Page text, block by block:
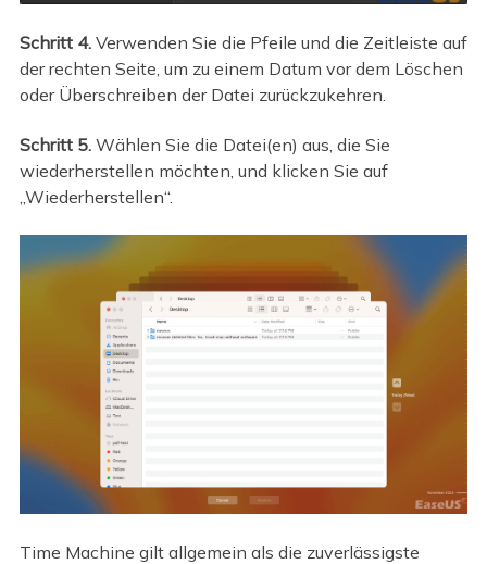
Schritt 4.Verwenden Sie die Pfeile und die Zeitleiste auf
der rechten Seite, um zu einem Datum vor dem Löschen
oder Überschreiben der Datei zurückzukehren.
Schritt 5.Wählen Sie die Datei(en) aus, die Sie
wiederherstellen möchten, und klicken Sie auf
„Wiederherstellen“.
Time Machine gilt allgemein als die zuverlässigste